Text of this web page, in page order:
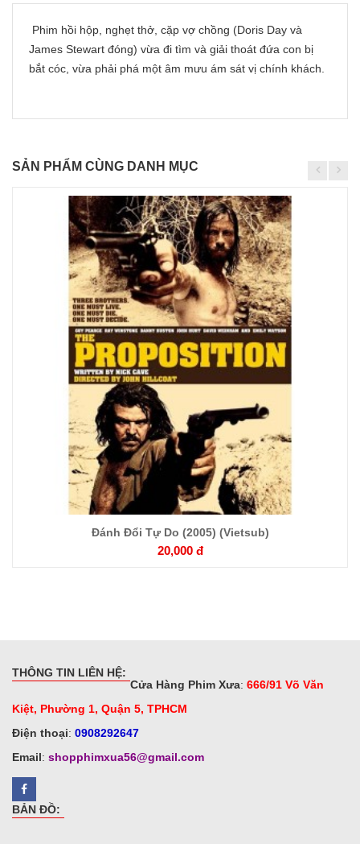
Phim hồi hộp, nghẹt thở, cặp vợ chồng (Doris Day và
James Stewart đóng) vừa đi tìm và giải thoát đứa con bị
bắt cóc, vừa phải phá một âm mưu ám sát vị chính khách.
SẢN PHẨM CÙNG DANH MỤC
Chi
tiết
Đánh Đổi Tự Do (2005) (Vietsub)
20,000 đ
THÔNG TIN LIÊN HỆ:
Cửa Hàng Phim Xưa: 666/91 Võ Văn
Kiệt, Phường 1, Quận 5, TPHCM
Điện thoại: 0908292647
Email: shopphimxua56@gmail.com
BẢN ĐỒ: